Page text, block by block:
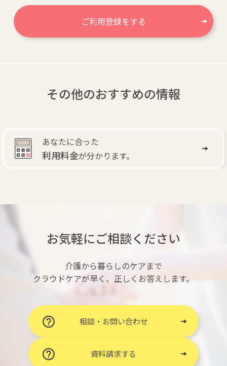
ご利用登録をする
その他のおすすめの情報
あなたに合った
利用料金が分かります。
お気軽にご相談ください
介護から暮らしのケアまで
クラウドケアが早く、正しくお答えします。
相談・お問い合わせ
資料請求する